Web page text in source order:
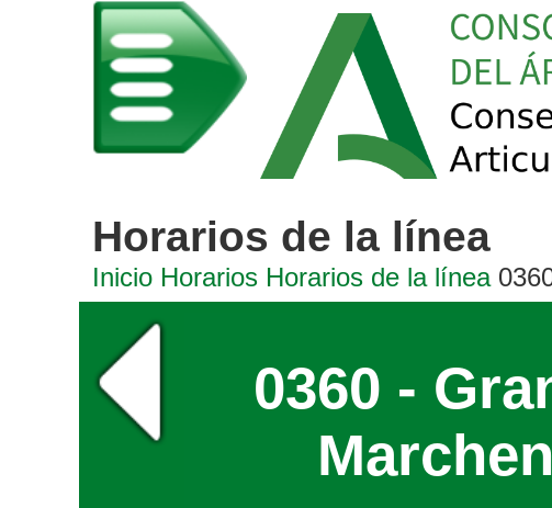
Horarios de la línea
Inicio Horarios Horarios de la línea
0360 -